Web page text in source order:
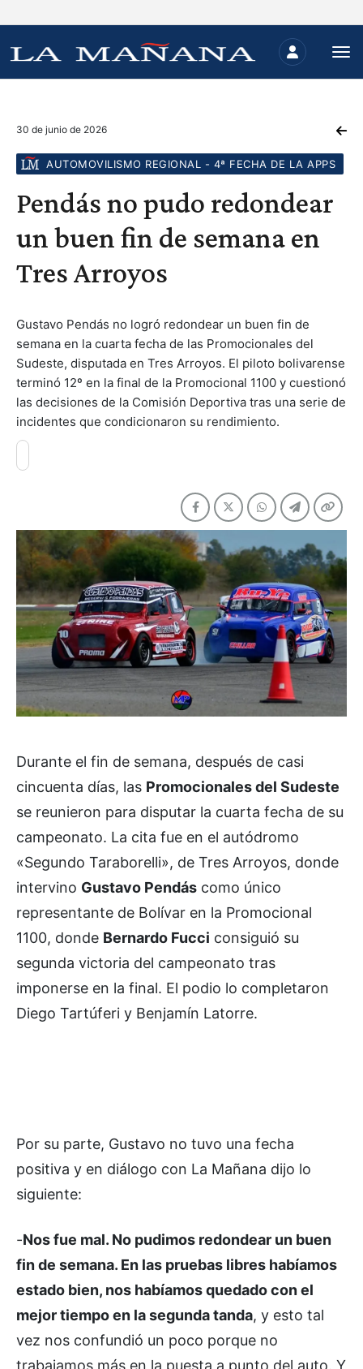
30 de junio de 2026
AUTOMOVILISMO REGIONAL - 4ª FECHA DE LA APPS
Pendás no pudo redondear
un buen fin de semana en
Tres Arroyos
Gustavo Pendás no logró redondear un buen fin de
semana en la cuarta fecha de las Promocionales del
Sudeste, disputada en Tres Arroyos. El piloto bolivarense
terminó 12º en la final de la Promocional 1100 y cuestionó
las decisiones de la Comisión Deportiva tras una serie de
incidentes que condicionaron su rendimiento.
Durante el fin de semana, después de casi
cincuenta días, las Promocionales del Sudeste
se reunieron para disputar la cuarta fecha de su
campeonato. La cita fue en el autódromo
«Segundo Taraborelli», de Tres Arroyos, donde
intervino Gustavo Pendás como único
representante de Bolívar en la Promocional
1100, donde Bernardo Fucci consiguió su
segunda victoria del campeonato tras
imponerse en la final. El podio lo completaron
Diego Tartúferi y Benjamín Latorre.
Por su parte, Gustavo no tuvo una fecha
positiva y en diálogo con La Mañana dijo lo
siguiente:
-Nos fue mal. No pudimos redondear un buen
fin de semana. En las pruebas libres habíamos
estado bien, nos habíamos quedado con el
mejor tiempo en la segunda tanda, y esto tal
vez nos confundió un poco porque no
trabajamos más en la puesta a punto del auto. Y